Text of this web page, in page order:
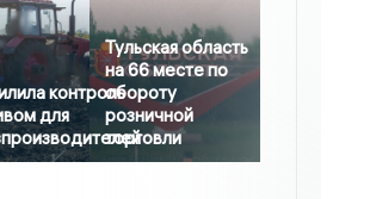
контроль
для
Тульская область
на 66 месте по
обороту
розничной
торговли